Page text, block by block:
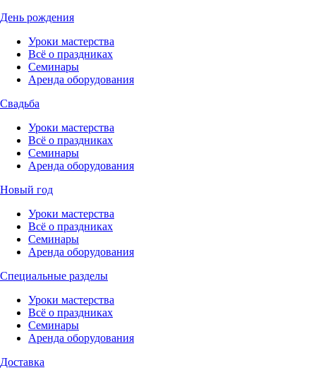
День рождения
Уроки мастерства
Всё о праздниках
Семинары
Аренда оборудования
Свадьба
Уроки мастерства
Всё о праздниках
Семинары
Аренда оборудования
Новый год
Уроки мастерства
Всё о праздниках
Семинары
Аренда оборудования
Специальные разделы
Уроки мастерства
Всё о праздниках
Семинары
Аренда оборудования
Доставка